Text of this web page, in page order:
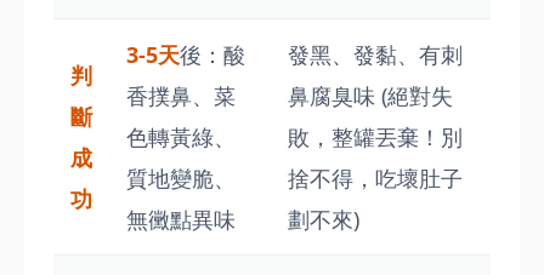
判
斷
成
功
3-5天後：酸
香撲鼻、菜
色轉黃綠、
質地變脆、
無黴點異味
發黑、發黏、有刺
鼻腐臭味 (絕對失
敗，整罐丟棄！別
捨不得，吃壞肚子
劃不來)